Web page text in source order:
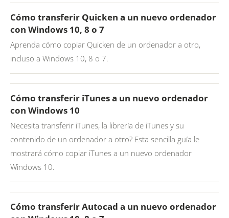
Cómo transferir Quicken a un nuevo ordenador
con Windows 10, 8 o 7
Aprenda cómo copiar Quicken de un ordenador a otro,
incluso a Windows 10, 8 o 7.
Cómo transferir iTunes a un nuevo ordenador
con Windows 10
Necesita transferir iTunes, la librería de iTunes y su
contenido de un ordenador a otro? Esta sencilla guía le
mostrará cómo copiar iTunes a un nuevo ordenador
Windows 10.
Cómo transferir Autocad a un nuevo ordenador